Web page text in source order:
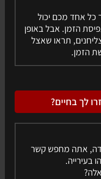
כל אחד מכם יכול
הזמן. אבל באופן
תראו שאצל
הזמן.
לך בחיים?
אתה מחפש קשר
בעירייה.